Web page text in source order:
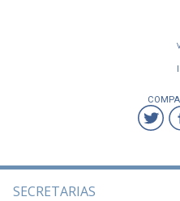
SECRETARIAS